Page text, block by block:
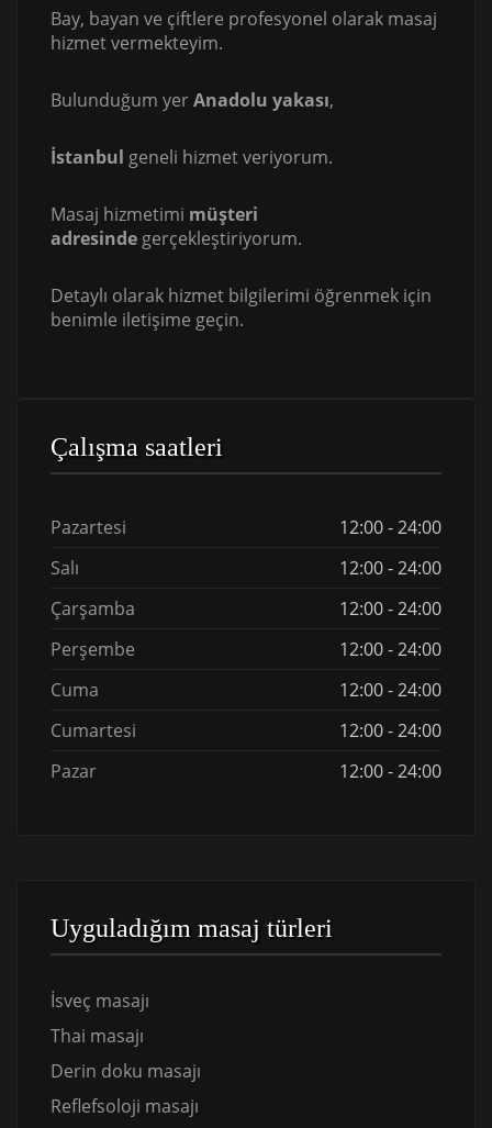
Bay, bayan ve çiftlere profesyonel olarak masaj
hizmet vermekteyim.
Bulunduğum yerAnadolu yakası,
İstanbul geneli hizmet veriyorum.
Masaj hizmetimi müşteri
adresinde gerçekleştiriyorum.
Detaylı olarak hizmet bilgilerimi öğrenmek için
benimle iletişime geçin.
Çalışma saatleri
Pazartesi
12:00 - 24:00
Salı
12:00 - 24:00
Çarşamba
12:00 - 24:00
Perşembe
12:00 - 24:00
Cuma
12:00 - 24:00
Cumartesi
12:00 - 24:00
Pazar
12:00 - 24:00
Uyguladığım masaj türleri
İsveç masajı
Thai masajı
Derin doku masajı
Reflefsoloji masajı